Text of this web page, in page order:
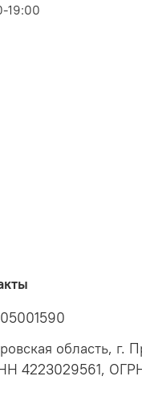
19:00
область, г.
4223029561,